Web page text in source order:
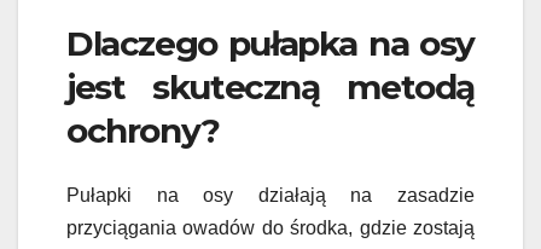
Dlaczego pułapka na osy
jest skuteczną metodą
ochrony?
Pułapki na osy działają na zasadzie
przyciągania owadów do środka, gdzie zostają